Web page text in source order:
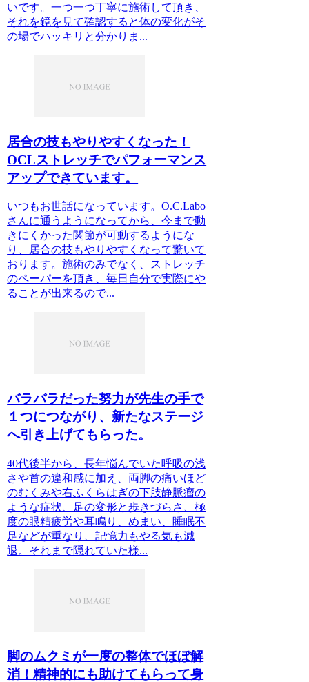
いです。一つ一つ丁寧に施術して頂き、
それを鏡を見て確認すると体の変化がそ
の場でハッキリと分かりま...
居合の技もやりやすくなった！
OCLストレッチでパフォーマンス
アップできています。
いつもお世話になっています。O.C.Labo
さんに通うようになってから、今まで動
きにくかった関節が可動するようにな
り、居合の技もやりやすくなって驚いて
おります。施術のみでなく、ストレッチ
のペーパーを頂き、毎日自分で実際にや
ることが出来るので...
バラバラだった努力が先生の手で
１つにつながり、新たなステージ
へ引き上げてもらった。
40代後半から、長年悩んでいた呼吸の浅
さや首の違和感に加え、両脚の痛いほど
のむくみや右ふくらはぎの下肢静脈瘤の
ような症状、足の変形と歩きづらさ、極
度の眼精疲労や耳鳴り、めまい、睡眠不
足などが重なり、記憶力もやる気も減
退。それまで隠れていた様...
脚のムクミが一度の整体でほぼ解
消！精神的にも助けてもらって身